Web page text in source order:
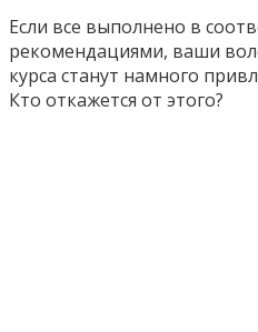
Если все выполнено в
рекомендациями, ваши
курса станут намного
Кто откажется от этого?